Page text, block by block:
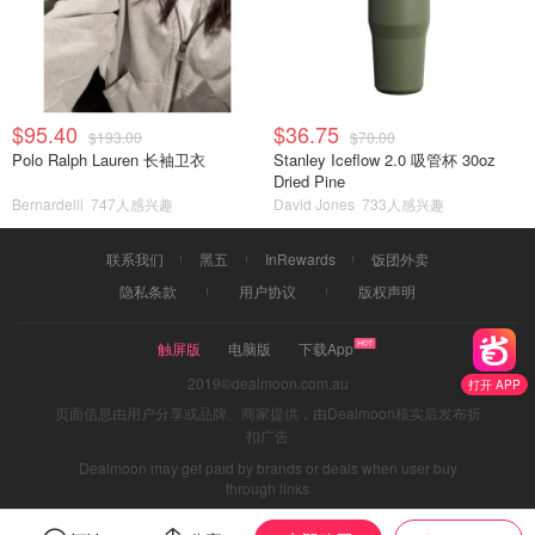
打开 APP
$95.40 $193.00
Polo Ralph Lauren 长袖卫衣
Bernardelli 747人感兴趣
$36.75 $70.00
Stanley Iceflow 2.0 吸管杯 30oz
Dried Pine
David Jones 733人感兴趣
联系我们 黑五 InRewards
饭团外卖
隐私条款
用户协议 版权声明
触屏版 电脑版
下载App
2019©dealmoon.com.au
页面信息由用户分享或品牌、商家提供，由Dealmoon核实后发布折
扣广告
Dealmoon may get paid by brands or deals when user buy
through links